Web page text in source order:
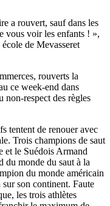
a rouvert, sauf dans les
vous voir les enfants ! »,
de Mevasseret
rouverts la
ce week-end dans
non-respect des règles
tentent de renouer avec
Trois champions de saut
et le Suédois Armand
monde du saut à la
du monde américain
son continent. Faute
les trois athlètes